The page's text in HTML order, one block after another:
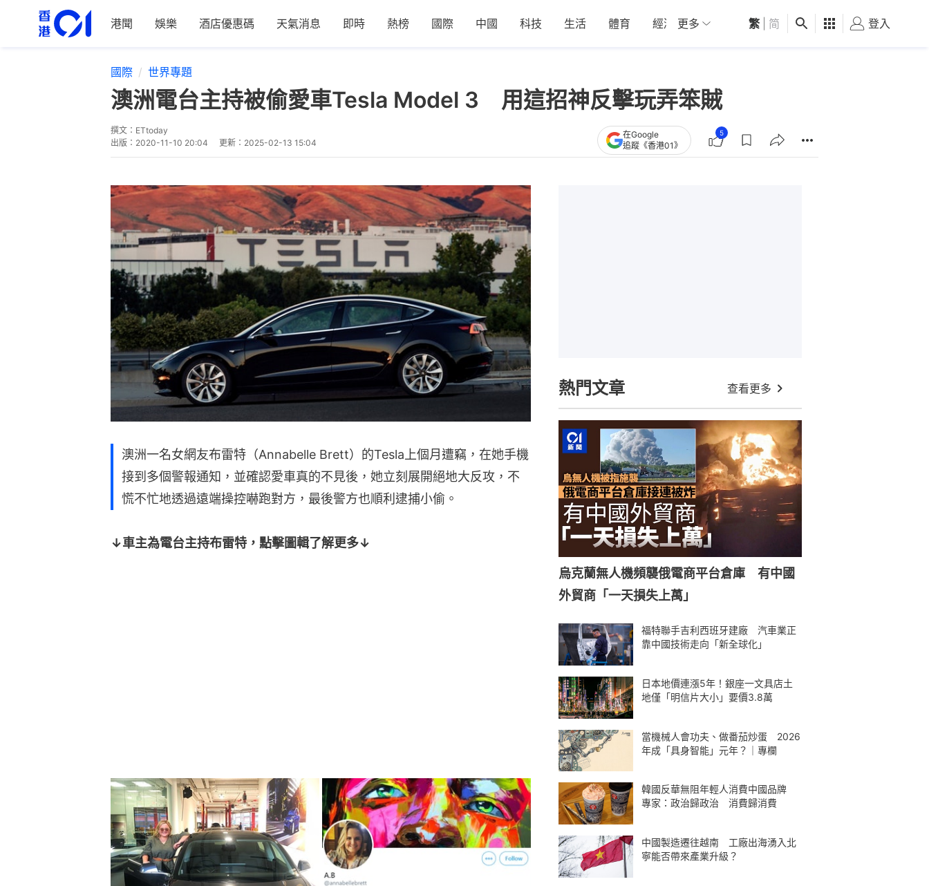
港聞 娛樂 酒店優惠碼 天氣消息 即時 熱榜 國際 中國 科技 生活 體育 經濟 01深圳 觀點 健康 好食玩飛
更多 繁 简 登入
國際 世界專題
澳洲電台主持被偷愛車Tesla Model 3 用這招神反擊玩弄笨賊
撰文： ETtoday
出版： 2020-11-10 20:04 更新： 2025-02-13 15:04
在Google
追蹤《香港01》
5
澳洲一名女網友布雷特（Annabelle Brett）的Tesla上個月遭竊，在她手機
接到多個警報通知，並確認愛車真的不見後，她立刻展開絕地大反攻，不
慌不忙地透過遠端操控嚇跑對方，最後警方也順利逮捕小偷。
↓車主為電台主持布雷特，點擊圖輯了解更多↓
熱門文章 查看更多
烏克蘭無人機頻襲俄電商平台倉庫 有中國
外貿商「一天損失上萬」
福特聯手吉利西班牙建廠 汽車業正
靠中國技術走向「新全球化」
日本地價連漲5年！銀座一文具店土
地僅「明信片大小」要價3.8萬
當機械人會功夫、做番茄炒蛋 2026
年成「具身智能」元年？｜專欄
韓國反華無阻年輕人消費中國品牌
專家：政治歸政治 消費歸消費
中國製造遷往越南 工廠出海湧入北
寧能否帶來產業升級？